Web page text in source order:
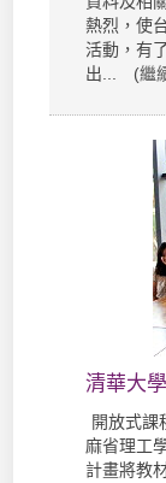
熱烈，使
活動，有
出... (繼
清華大
開放式課
麻省理工
計畫將教